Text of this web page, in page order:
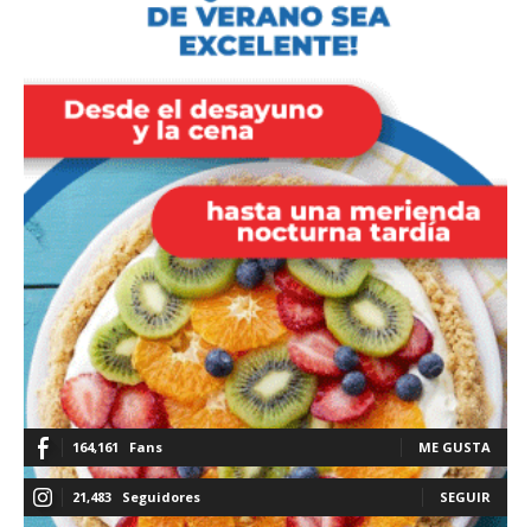
164,161 Fans ME GUSTA
21,483 Seguidores SEGUIR